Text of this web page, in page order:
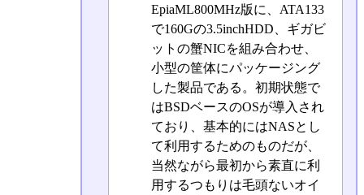
EpiaML800MHz版に、ATA133
で160Gの3.5inchHDD、ギガビ
ットの蟹NICを組み合わせ、
小型の筐体にパッケージング
した製品である。初期状態で
はBSDベースのOSが導入され
ており、基本的にはNASとし
て利用するためのものだが、
当然ながら最初から素直に利
用するつもりは毛頭ないオイ